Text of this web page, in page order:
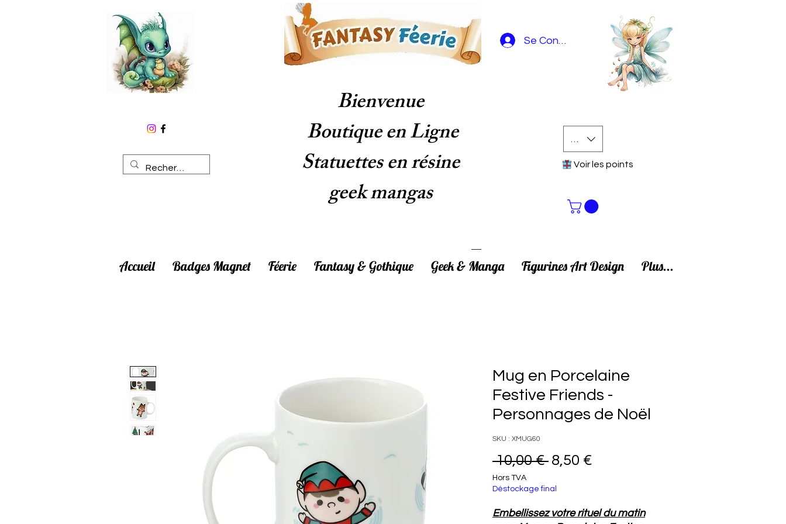
Se Connecter
EUR (€)
Voir les points
Bienvenue
Boutique en Ligne
Statuettes en résine
geek mangas
Accueil Badges Magnet Féerie Fantasy & Gothique Geek & Manga Figurines Art Design Plus...
Mug en Porcelaine
Festive Friends -
Personnages de Noël
SKU : XMUG60
10,00 € Prix original
8,50 €
Hors TVA
Déstockage final
Embellissez votre rituel du matin